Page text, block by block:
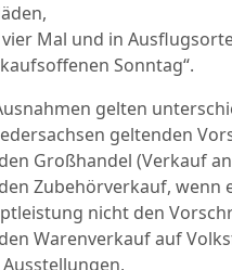
Mal und in
Sonntag“.
gelten
geltenden
Großhandel (Verkauf
Zubehörverkauf,
nicht den
Warenverkauf auf